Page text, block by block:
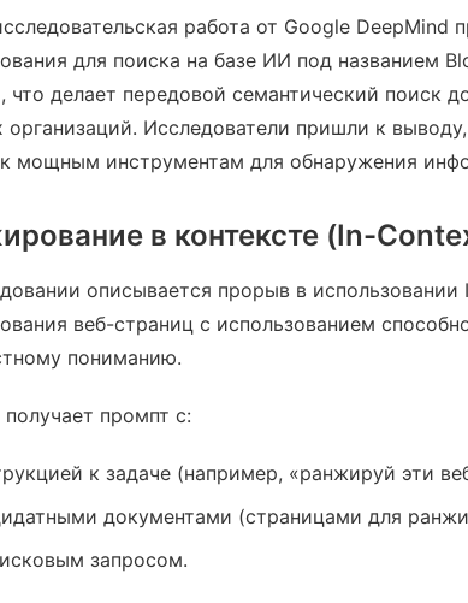
работа от Google DeepMind
для поиска на базе ИИ под названием
что делает передовой семантический поиск
организаций. Исследователи пришли к
мощным инструментам для обнаружения
в контексте (In-
описывается прорыв в
веб-страниц с использованием
пониманию.
промпт с:
к задаче (например, «ранжируй эти
документами (страницами для
запросом.